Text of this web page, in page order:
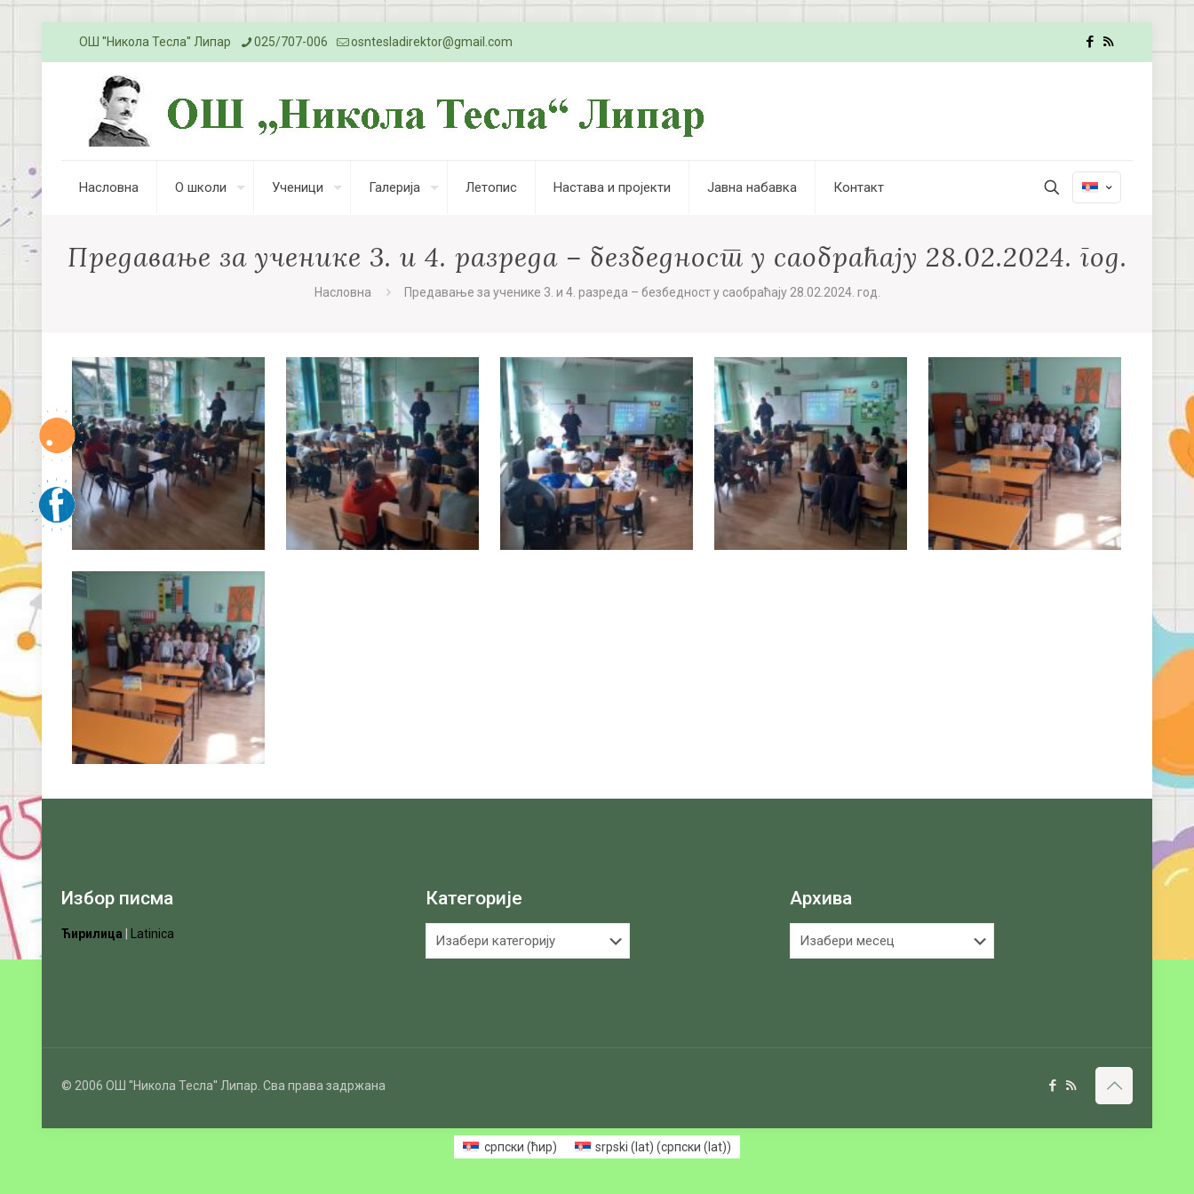
ОШ ''Никола Тесла'' Липар 025/707-006 osntesladirektor@gmail.com
Насловна О школи Ученици Галерија Летопис Настава и пројекти Јавна набавка Контакт
Предавање за ученике 3. и 4. разреда – безбедност у саобраћају 28.02.2024. год.
Насловна Предавање за ученике 3. и 4. разреда – безбедност у саобраћају 28.02.2024. год.
Избор писма
Ћирилица Latinica
Категорије
Категорије
Архива
Архива
© 2006 ОШ ''Никола Тесла'' Липар. Сва права задржана
српски (ћир) srpski (lat) (српски (lat))